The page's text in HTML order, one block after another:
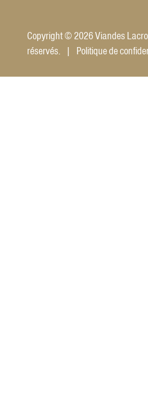
Copyright © 2026 Viandes
réservés. | Politique de